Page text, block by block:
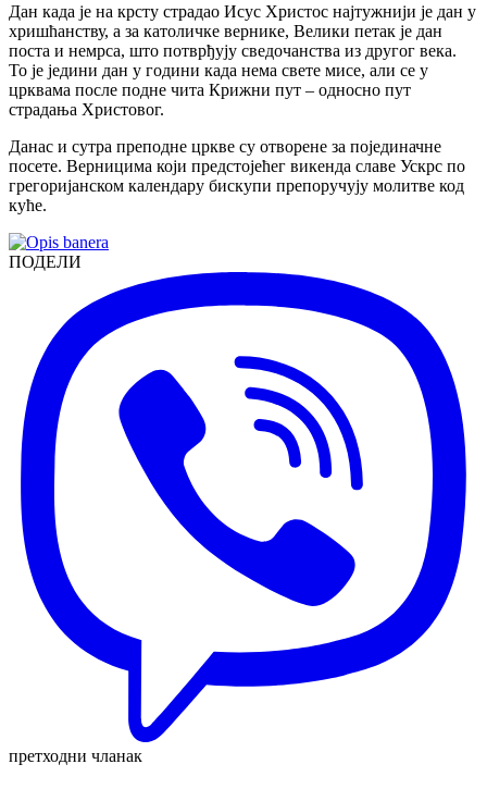
Дан када је на крсту страдао Исус Христос најтужнији је дан у
хришћанству, а за католичке вернике, Велики петак је дан
поста и немрса, што потврђују сведочанства из другог века.
То је једини дан у години када нема свете мисе, али се у
црквама после подне чита Крижни пут – односно пут
страдања Христовог.
Данас и сутра преподне цркве су отворене за појединачне
посете. Верницима који предстојећег викенда славе Ускрс по
грегоријанском календару бискупи препоручују молитве код
куће.
ПОДЕЛИ
претходни чланак